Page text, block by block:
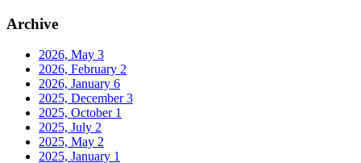
Archive
2026, May 3
2026, February 2
2026, January 6
2025, December3
2025, October 1
2025, July 2
2025, May 2
2025, January 1